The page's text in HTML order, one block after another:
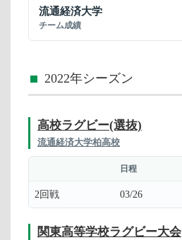
流通経済大学
チーム成績
2022年シーズン
高校ラグビー(選抜)
流通経済大学柏高校
日程
2回戦 03/26
関東高等学校ラグビー大会